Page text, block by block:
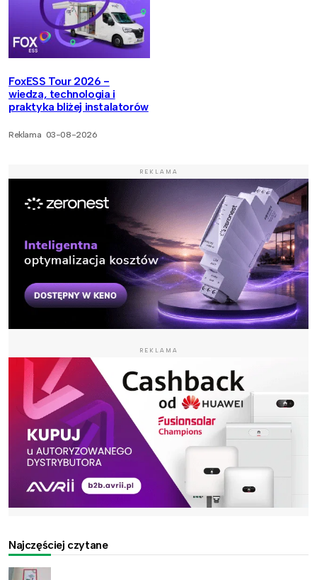
FoxESS Tour 2026 -
wiedza, technologia i
praktyka bliżej instalatorów
Reklama 03-08-2026
REKLAMA
REKLAMA
Najczęściej czytane